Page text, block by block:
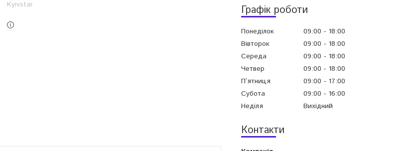
Графік роботи
Понеділок 09:00
18:00
Вівторок
09:00
18:00
Середа
09:00
18:00
Четвер
09:00
18:00
Пʼятниця
09:00
17:00
Субота
09:00
16:00
Неділя
Вихідний
Контакти
Kyivstar